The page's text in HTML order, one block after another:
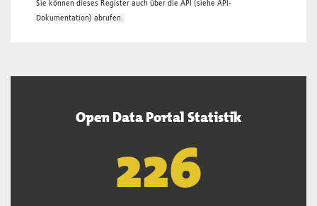
Sie können dieses Register auch über die API (siehe API-
Dokumentation) abrufen.
Open Data Portal Statistik
226